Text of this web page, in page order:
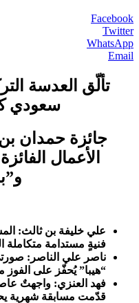
Facebook
Twitter
WhatsApp
Email
تألّق العدسة
سعودي
جائزة حمدان
الأعمال
علي خليفة بن ثالث:
فنيةٍ مستدامة متكاملة
ناصر علي الناصر:
“هيبا” يُحفّز على الفوز
فهد العنزي: واجهتٌ
قدّمت مسابقة شهرية